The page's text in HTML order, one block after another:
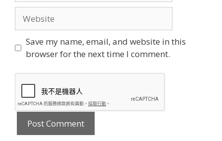
Save my name, email, and website in this
browser for the next time I comment.